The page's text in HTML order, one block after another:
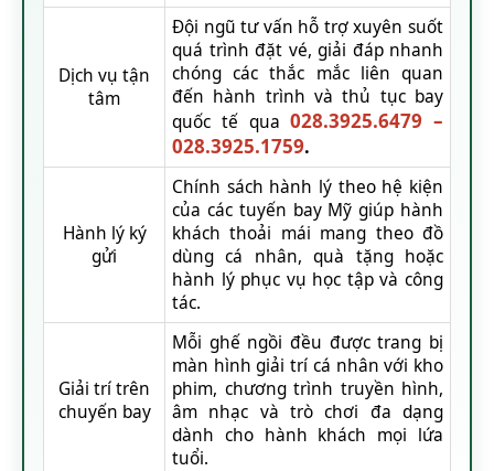
Dịch vụ tận
tâm
Đội ngũ tư vấn hỗ trợ xuyên suốt
quá trình đặt vé, giải đáp nhanh
chóng các thắc mắc liên quan
đến hành trình và thủ tục bay
quốc tế qua028.3925.6479 –
028.3925.1759.
Hành lý ký
gửi
Chính sách hành lý theo hệ kiện
của các tuyến bay Mỹ giúp hành
khách thoải mái mang theo đồ
dùng cá nhân, quà tặng hoặc
hành lý phục vụ học tập và công
tác.
Giải trí trên
chuyến bay
Mỗi ghế ngồi đều được trang bị
màn hình giải trí cá nhân với kho
phim, chương trình truyền hình,
âm nhạc và trò chơi đa dạng
dành cho hành khách mọi lứa
tuổi.